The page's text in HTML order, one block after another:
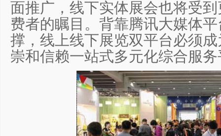
面推广，线下实体展会也将受
费者的瞩目。背靠腾讯大媒体
撑，线上线下展览双平台必须
崇和信赖一站式多元化综合服